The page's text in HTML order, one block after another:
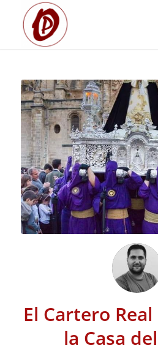
El Cartero
la Casa